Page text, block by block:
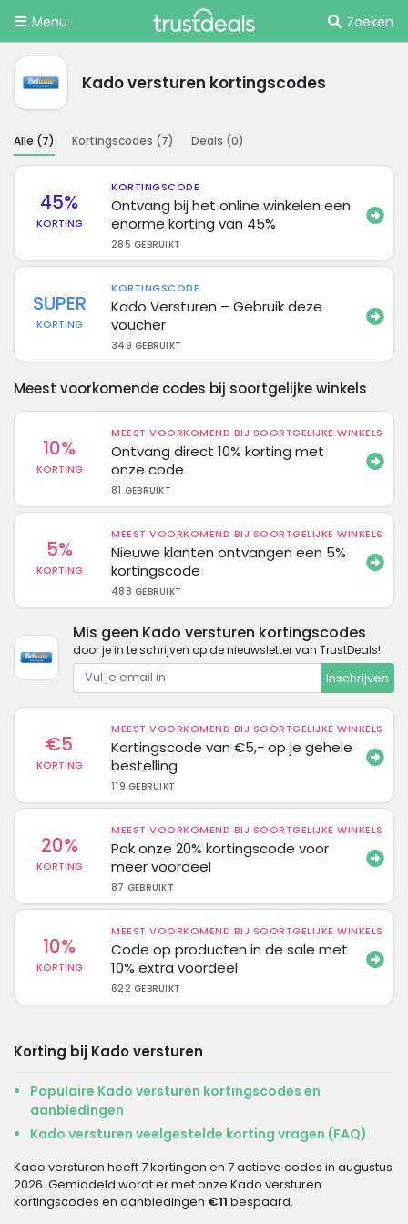
Menu Zoeken
Kado versturen kortingscodes
Alle (7) Kortingscodes (7) Deals (0)
45%
KORTING
KORTINGSCODE
Ontvang bij het online winkelen een
enorme korting van 45%
285 GEBRUIKT
SUPER
KORTING
KORTINGSCODE
Kado Versturen – Gebruik deze
voucher
349 GEBRUIKT
Meest voorkomende codes bij soortgelijke winkels
10%
KORTING
MEEST VOORKOMEND BIJ SOORTGELIJKE WINKELS
Ontvang direct 10% korting met
onze code
81 GEBRUIKT
5%
KORTING
MEEST VOORKOMEND BIJ SOORTGELIJKE WINKELS
Nieuwe klanten ontvangen een 5%
kortingscode
488 GEBRUIKT
Mis geen Kado versturen kortingscodes
door je in te schrijven op de nieuwsletter van TrustDeals!
Inschrijven
€5
KORTING
MEEST VOORKOMEND BIJ SOORTGELIJKE WINKELS
Kortingscode van €5,- op je gehele
bestelling
119 GEBRUIKT
20%
KORTING
MEEST VOORKOMEND BIJ SOORTGELIJKE WINKELS
Pak onze 20% kortingscode voor
meer voordeel
87 GEBRUIKT
10%
KORTING
MEEST VOORKOMEND BIJ SOORTGELIJKE WINKELS
Code op producten in de sale met
10% extra voordeel
622 GEBRUIKT
Korting bij Kado versturen
Populaire Kado versturen kortingscodes en
aanbiedingen
Kado versturen veelgestelde korting vragen (FAQ)
Kado versturen heeft 7 kortingen en 7 actieve codes in augustus
2026. Gemiddeld wordt er met onze Kado versturen
kortingscodes en aanbiedingen €11 bespaard.